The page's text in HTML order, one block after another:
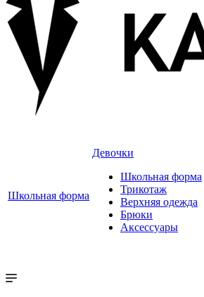
Школьная форма
Девочки
Школьная форма
Трикотаж
Верхняя одежда
Брюки
Аксессуары